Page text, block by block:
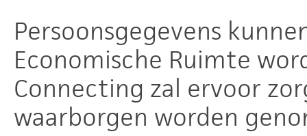
Persoonsgegevens
Economische Ruimte
Connecting zal ervoor
waarborgen worden